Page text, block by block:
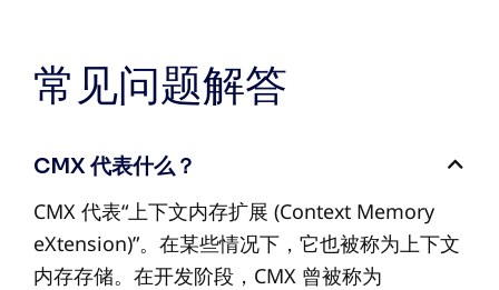
常见问题解答
CMX 代表什么？
CMX 代表“上下文内存扩展 (Context Memory
eXtension)”。在某些情况下，它也被称为上下文
内存存储。在开发阶段，CMX 曾被称为